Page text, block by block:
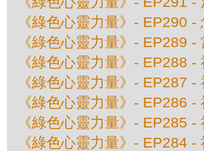
《綠色心靈力量》- EP290
《綠色心靈力量》- EP289 -
《綠色心靈力量》- EP288
《綠色心靈力量》- EP287
《綠色心靈力量》- EP286
《綠色心靈力量》- EP285 -
《綠色心靈力量》- EP284 -